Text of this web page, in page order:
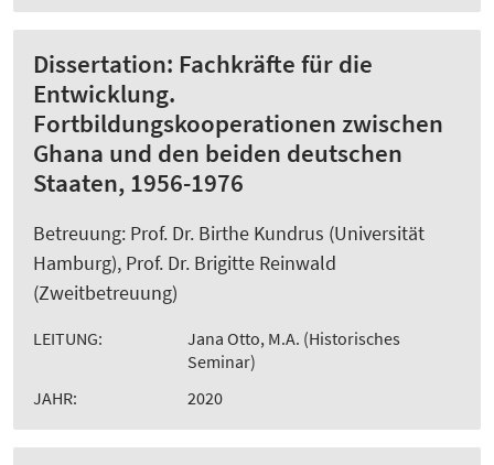
Dissertation: Fachkräfte für die
Entwicklung.
Fortbildungskooperationen zwischen
Ghana und den beiden deutschen
Staaten, 1956-1976
Betreuung: Prof. Dr. Birthe Kundrus (Universität
Hamburg), Prof. Dr. Brigitte Reinwald
(Zweitbetreuung)
LEITUNG:
Jana Otto, M.A. (Historisches
Seminar)
JAHR:
2020